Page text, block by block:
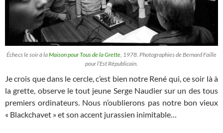
Échecs le soir à laMaison pour Tous de la Grette, 1978. Photographies de Bernard Faille
pour l’Est Républicain.
Je crois que dans le cercle, c’est bien notre René qui, ce soir là à
la grette, observe le tout jeune Serge Naudier sur un des tous
premiers ordinateurs. Nous n’oublierons pas notre bon vieux
« Blackchavet » et son accent jurassien inimitable…